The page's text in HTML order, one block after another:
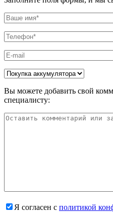
Вы можете добавить свой
специалисту:
Я согласен с политикой